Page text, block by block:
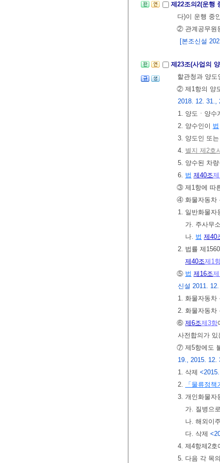
제22조의2(운행
다)이 운행 중
② 관계공무원
[본조신설
제23조(사업의
할관청과 양
② 제1항의 양
2018. 12. 31.,
1. 양도ㆍ양수
2. 양수인이 법
3. 양도인 또
4. 별지 제2호
5. 양수된 차
6. 법 제40조
③ 제1항에 따
④ 화물자동차
1. 일반화물
가. 주사무
나. 법 제40
2. 법률 제
제40조제1
⑤ 법 제16조
신설 2011.
1. 화물자동차
2. 화물자동차
⑥ 제6조제3항
사전합의가
⑦ 제5항에도
19., 2015. 12.
1. 삭제
2.
「물류정
3. 개인화물자
가. 질병으
나. 해외이
다. 삭제
4. 제4항제2호
5. 다음 각 목